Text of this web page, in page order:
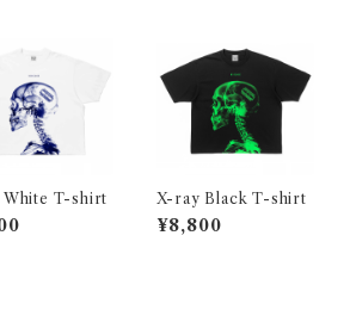
T-shirt X-ray Black T-shirt
¥8,800